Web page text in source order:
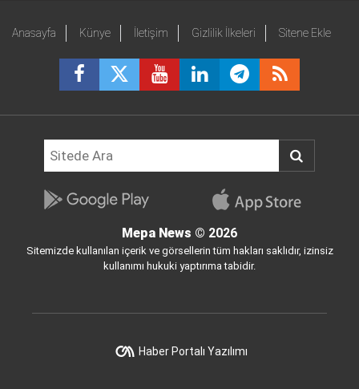
Anasayfa Künye İletişim Gizlilik İlkeleri Sitene Ekle
Mepa News © 2026
Sitemizde kullanılan içerik ve görsellerin tüm hakları saklıdır, izinsiz
kullanımı hukuki yaptırıma tabidir.
Haber Portalı Yazılımı